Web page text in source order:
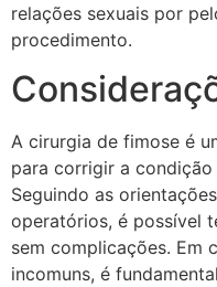
relações sexuais por
procedimento.
A cirurgia de fimose é
para corrigir a
Seguindo as
operatórios, é possível
sem complicações. Em
incomuns, é